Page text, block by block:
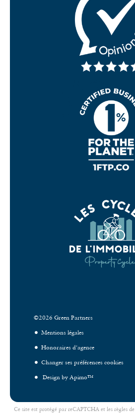
©2026 Green Partners
Mentions légales
Honoraires d'agence
Changer ses préférences cookies
Design by Apimo™
Ce site est protégé par reCAPTCHA et les règles de